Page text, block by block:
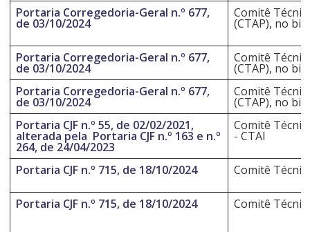
Portaria Corregedoria-Geral n.º 677,
de 03/10/2024
Comitê
(CTAP), no
Portaria Corregedoria-Geral n.º 677,
de 03/10/2024
Comitê
(CTAP), no
Portaria Corregedoria-Geral n.º 677,
de 03/10/2024
Comitê
(CTAP), no
Portaria CJF n.º 55, de 02/02/2021,
alterada pela Portaria CJF n.º 163 e n.º
264, de 24/04/2023
Comitê
- CTAI
Portaria CJF n.º 715, de 18/10/2024 Comitê
Portaria CJF n.º 715, de 18/10/2024 Comitê